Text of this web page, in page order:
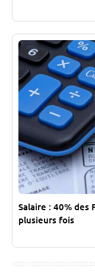
Salaire : 40% des
plusieurs fois